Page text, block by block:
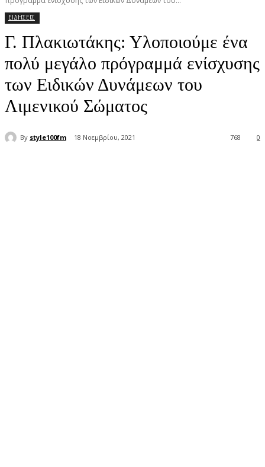
ΕΙΔΗΣΕΙΣ
Γ. Πλακιωτάκης: Υλοποιούμε ένα
πολύ μεγάλο πρόγραμμά ενίσχυσης
των Ειδικών Δυνάμεων του
Λιμενικού Σώματος
By style100fm 18 Νοεμβρίου, 2021 0
768